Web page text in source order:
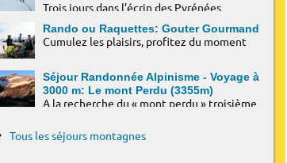
Trois jours dans l’écrin des Pyrénées
de lacs !
Rando ou Raquettes: Gouter Gourmand
Cumulez les plaisirs, profitez du moment
Séjour Randonnée Alpinisme - Voyage à
3000 m: Le mont Perdu (3355m)
A la recherche du « mont perdu » troisième
Tous les séjours montagnes